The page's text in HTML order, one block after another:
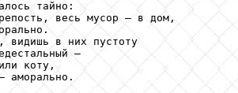
тайно:
весь мусор – в дом,
видишь в них пустоту
–
коту,
аморально.